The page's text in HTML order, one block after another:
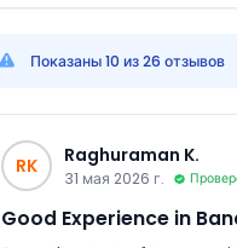
Показаны 10 из 26 отзывов
RK Raghuraman K.
31 мая 2026 г.
Good Experience in